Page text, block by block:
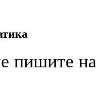
пишите